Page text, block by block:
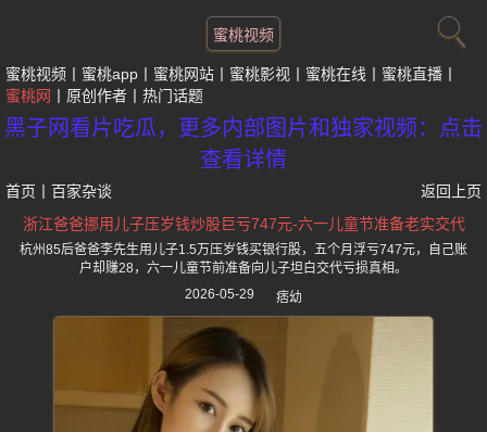
蜜桃视频
蜜桃视频 蜜桃app 蜜桃网站 蜜桃影视 蜜桃在线
蜜桃直播
蜜桃网
原创作者 热门话题
黑子网看片吃瓜，更多内部图片和独家视频：点击
查看详情
首页 百家杂谈
返回上页
浙江爸爸挪用儿子压岁钱炒股巨亏747元-六一儿童节准备老实交代
杭州85后爸爸李先生用儿子1.5万压岁钱买银行股，五个月浮亏747元，自己账
户却赚28，六一儿童节前准备向儿子坦白交代亏损真相。
2026-05-29
痞幼